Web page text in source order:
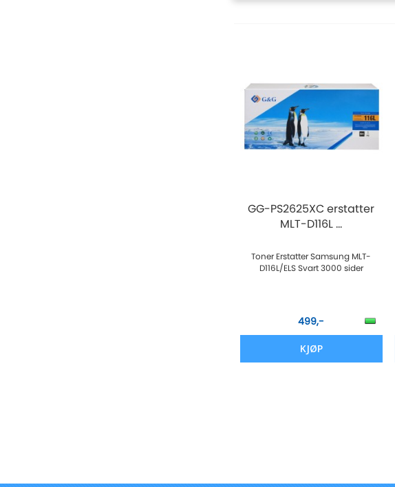
GG-PS2625XC erstatter
MLT-D116L ...
Toner Erstatter Samsung MLT-
D116L/ELS Svart 3000 sider
499,-
KJØP